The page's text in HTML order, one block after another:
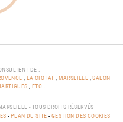
DE :
LA CIOTAT MARSEILLE ,SALON
ETC...
- TOUS DROITS RÉSERVÉS
-PLAN DU SITE -GESTION DES COOKIES